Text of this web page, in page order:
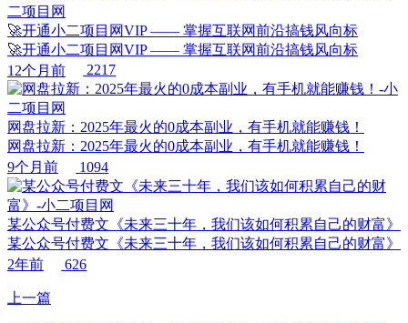
🚀开通小二项目网VIP —— 掌握互联网前沿搞钱风向标
🚀开通小二项目网VIP —— 掌握互联网前沿搞钱风向标
12个月前
2217
网盘拉新：2025年最火的0成本副业，有手机就能赚钱！
网盘拉新：2025年最火的0成本副业，有手机就能赚钱！
9个月前
1094
某公众号付费文《未来三十年，我们该如何积累自己的财富》
某公众号付费文《未来三十年，我们该如何积累自己的财富》
2年前
626
上一篇